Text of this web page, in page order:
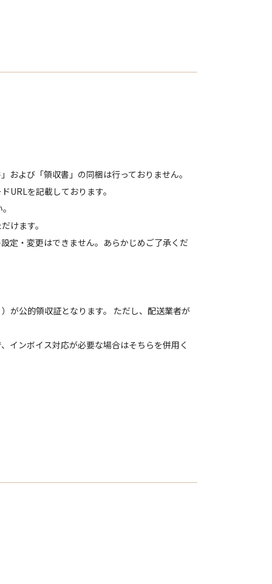
および「領収書」の同梱は行っておりません。
URLを記載しております。
けます。
定・変更はできません。あらかじめご了承くだ
が公的領収証となります。 ただし、配送業者が
インボイス対応が必要な場合はそちらを併用く